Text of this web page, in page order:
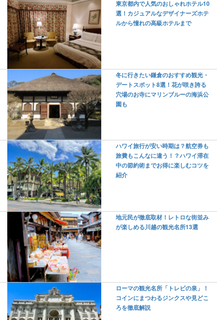
東京都内で人気のおしゃれホテル10
選！カジュアルなデザイナーズホテ
ルから憧れの高級ホテルまで
冬に行きたい鎌倉のおすすめ観光・
デートスポット8選！花が咲き誇る
穴場のお寺にマリンブルーの海浜公
園も
ハワイ旅行が安い時期は？航空券も
旅費もこんなに違う！？ハワイ滞在
中の節約術までお得に楽しむコツを
紹介
地元民が徹底取材！レトロな街並み
が楽しめる川越の観光名所13選
ローマの観光名所「トレビの泉」！
コインにまつわるジンクスや見どこ
ろを徹底解説